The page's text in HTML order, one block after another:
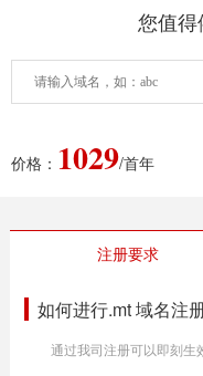
您值
价格： 1029/首年
注册要求
如何进行.mt 域名注
通过我司注册可以即刻生